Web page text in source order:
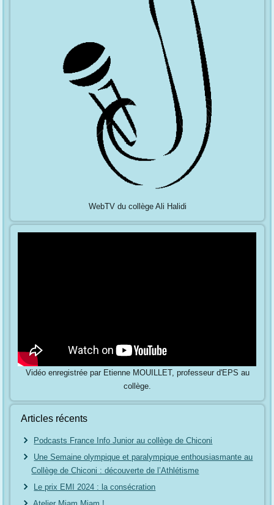
WebTV du collège Ali Halidi
Vidéo enregistrée par Etienne MOUILLET, professeur d'EPS au
collège.
Articles récents
Podcasts France Info Junior au collège de Chiconi
Une Semaine olympique et paralympique enthousiasmante au
Collège de Chiconi : découverte de l’Athlétisme
Le prix EMI 2024 : la consécration